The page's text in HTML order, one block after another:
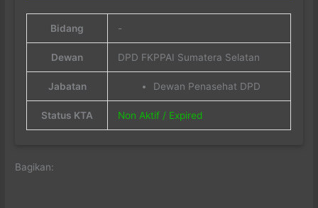
Bidang -
Dewan DPD FKPPAI Sumatera Selatan
Jabatan Dewan Penasehat DPD
Status KTA Non Aktif / Expired
Bagikan: